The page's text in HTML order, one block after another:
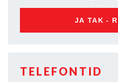
JA TAK -
TELEFONTID